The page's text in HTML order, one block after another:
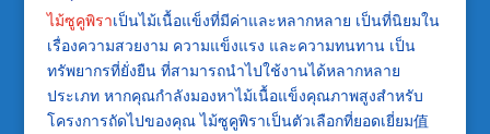
ไม้ซูคูพิราเป็นไม้เนื้อแข็งที่มีค่าและหลากหลาย เป็นที่นิยมใน
เรื่องความสวยงาม ความแข็งแรง และความทนทาน เป็น
ทรัพยากรที่ยั่งยืน ที่สามารถนำไปใช้งานได้หลากหลาย
ประเภท หากคุณกำลังมองหาไม้เนื้อแข็งคุณภาพสูงสำหรับ
โครงการถัดไปของคุณ ไม้ซูคูพิราเป็นตัวเลือกที่ยอดเยี่ยม值